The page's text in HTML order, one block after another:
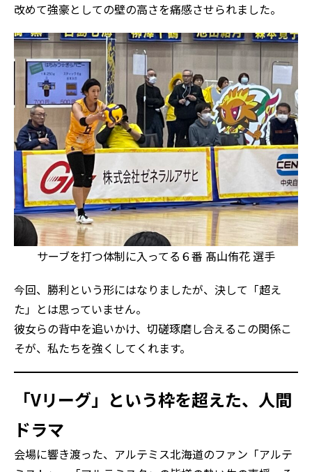
改めて強豪としての壁の高さを痛感させられました。
サーブを打つ体制に入ってる６番 髙山侑花 選手
今回、勝利という形にはなりましたが、決して「超え
た」とは思っていません。
彼女らの背中を追いかけ、切磋琢磨し合えるこの関係こ
そが、私たちを強くしてくれます。
「Vリーグ」という枠を超えた、人間
ドラマ
会場に響き渡った、アルテミス北海道のファン「アルテ